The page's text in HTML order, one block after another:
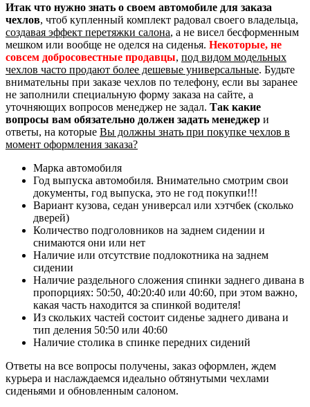
Итак что нужно знать о своем автомобиле для заказа
чехлов, чтоб купленный комплект радовал своего владельца,
создавая эффект перетяжки салона, а не висел бесформенным
мешком или вообще не оделся на сиденья. Некоторые, не
совсем добросовестные продавцы, под видом модельных
чехлов часто продают более дешевые универсальные. Будьте
внимательны при заказе чехлов по телефону, если вы заранее
не заполнили специальную форму заказа на сайте, а
уточняющих вопросов менеджер не задал. Так какие
вопросы вам обязательно должен задать менеджер и
ответы, на которые Вы должны знать при покупке чехлов в
момент оформления заказа?
Марка автомобиля
Год выпуска автомобиля. Внимательно смотрим свои
документы, год выпуска, это не год покупки!!!
Вариант кузова, седан универсал или хэтчбек (сколько
дверей)
Количество подголовников на заднем сидении и
снимаются они или нет
Наличие или отсутствие подлокотника на заднем
сидении
Наличие раздельного сложения спинки заднего дивана в
пропорциях: 50:50, 40:20:40 или 40:60, при этом важно,
какая часть находится за спинкой водителя!
Из скольких частей состоит сиденье заднего дивана и
тип деления 50:50 или 40:60
Наличие столика в спинке передних сидений
Ответы на все вопросы получены, заказ оформлен, ждем
курьера и наслаждаемся идеально обтянутыми чехлами
сиденьями и обновленным салоном.